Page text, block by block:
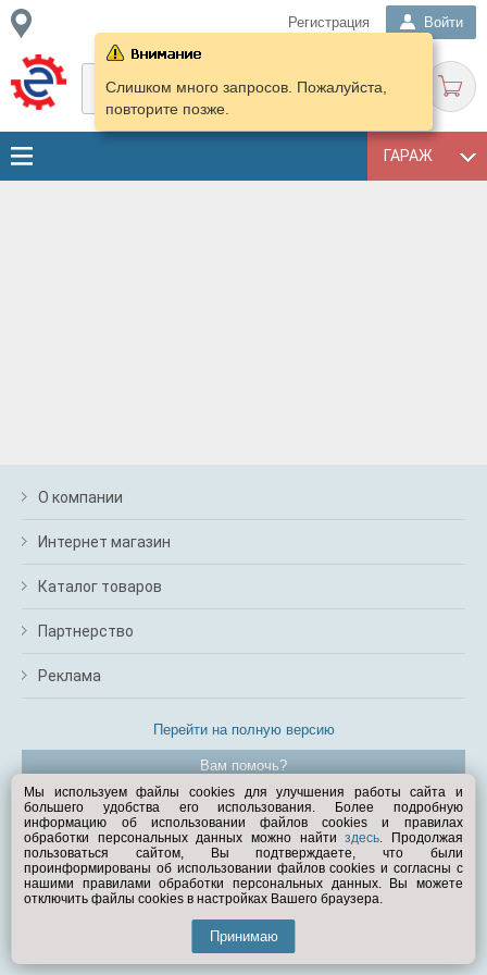
Регистрация Войти
ГАРАЖ
Слишком много запросов. Пожалуйста,
повторите позже.
О компании
Интернет магазин
Каталог товаров
Партнерство
Реклама
Перейти на полную версию
Вам помочь?
© Exist.ru 1998—2026
Мы используем файлы cookies для улучшения работы сайта и
большего удобства его использования. Более подробную
информацию об использовании файлов cookies и правилах
обработки персональных данных можно найтиздесь. Продолжая
пользоваться сайтом, Вы подтверждаете, что были
проинформированы об использовании файлов cookies и согласны с
нашими правилами обработки персональных данных. Вы можете
отключить файлы cookies в настройках Вашего браузера.
Принимаю